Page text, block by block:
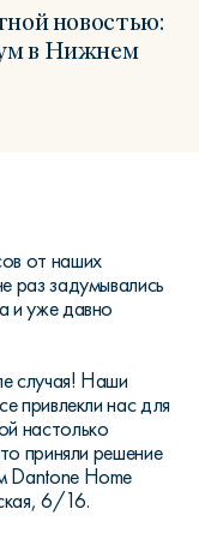
новостью:
в Нижнем
от наших
раз задумывались
и уже давно
случая! Наши
привлекли нас для
настолько
приняли решение
Dantone Home
6/16.